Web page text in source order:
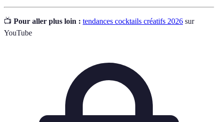
📺 Pour aller plus loin : tendances cocktails créatifs 2026 sur
YouTube